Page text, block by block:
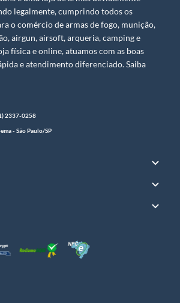
legalmente, cumprindo todos os
o comércio de armas de fogo, munição,
airgun, airsoft, arqueria, camping e
física e online, atuamos com as boas
e atendimento diferenciado. Saiba
2337-0258
- São Paulo/SP